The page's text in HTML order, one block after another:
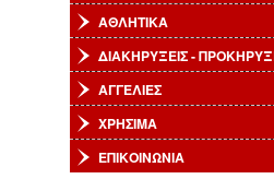
ΑΘΛΗΤΙΚΑ
ΔΙΑΚΗΡΥΞΕΙΣ -
ΑΓΓΕΛΙΕΣ
ΧΡΗΣΙΜΑ
ΕΠΙΚΟΙΝΩΝΙΑ